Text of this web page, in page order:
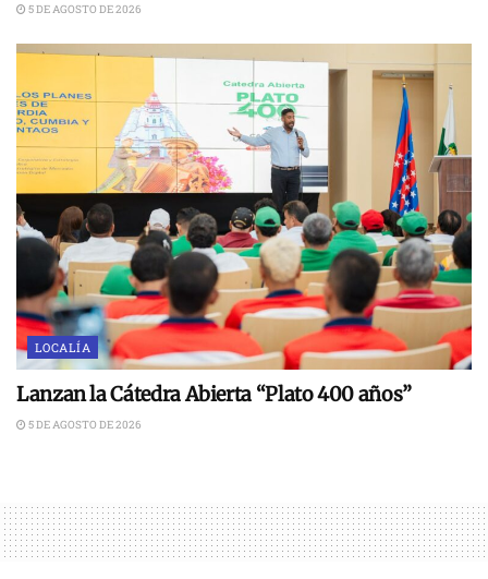
5 DE AGOSTO DE 2026
LOCALÍA
Lanzan la Cátedra Abierta “Plato 400 años”
5 DE AGOSTO DE 2026